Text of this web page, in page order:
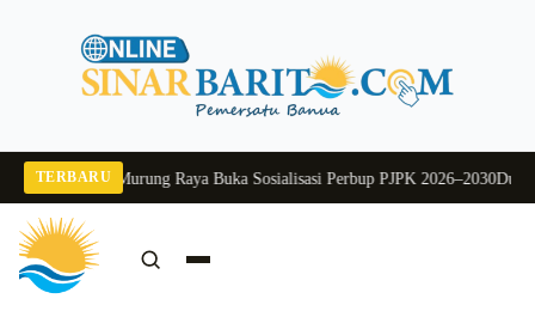
TERBARU
Pj Sekda Murung Raya Buka Sosialisasi Perbup PJPK 2026–2030Dukung